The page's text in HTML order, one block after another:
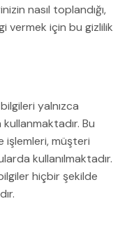
nasıl toplandığı,
vermek için bu gizlilik
yalnızca
Bu
işlemleri, müşteri
kullanılmaktadır.
hiçbir şekilde